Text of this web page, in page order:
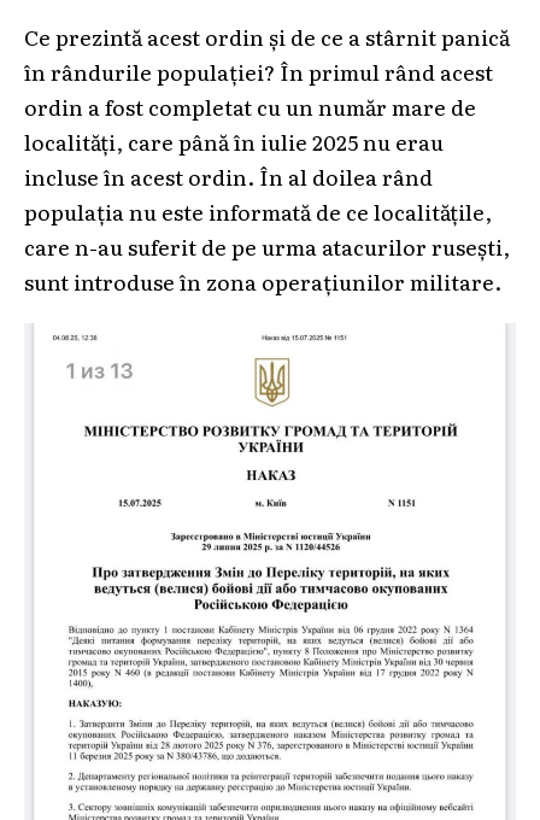
Ce prezintă acest ordin și de ce a stârnit panică
în rândurile populației? În primul rând acest
ordin a fost completat cu un număr mare de
localități, care până în iulie 2025 nu erau
incluse în acest ordin. În al doilea rând
populația nu este informată de ce localitățile,
care n-au suferit de pe urma atacurilor rusești,
sunt introduse în zona operațiunilor militare.